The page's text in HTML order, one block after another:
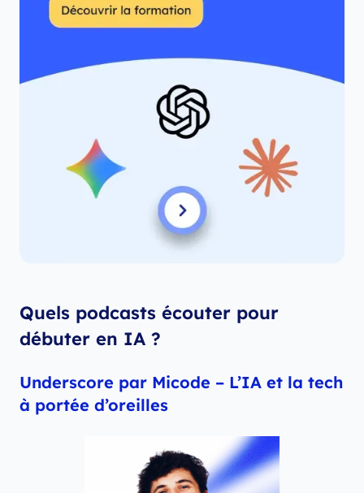
Quels podcasts écouter pour
débuter en IA ?
Underscore par Micode – L’IA et la tech
à portée d’oreilles